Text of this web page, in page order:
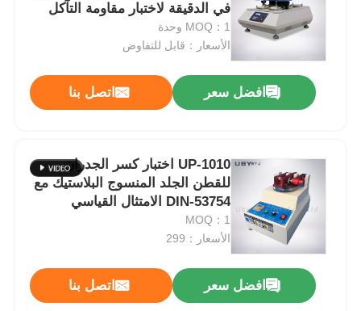
في الدقيقة لاختبار مقاومة التآكل
MOQ：1 وحدة
الأسعار：قابل للتفاوض
افضل سعر اتصل بنا
UP-1010 اختبار كسر الجدران
للقطن الجلد المنسوج البلاستيك مع
DIN-53754 الامتثال القياسي
MOQ：1
الأسعار：299
افضل سعر اتصل بنا